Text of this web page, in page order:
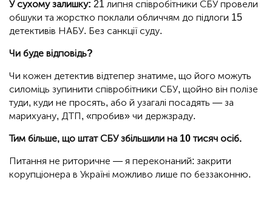
У сухому залишку: 21 липня співробітники СБУ провели
обшуки та жорстко поклали обличчям до підлоги 15
детективів НАБУ. Без санкції суду.
Чи буде відповідь?
Чи кожен детектив відтепер знатиме, що його можуть
силоміць зупинити співробітники СБУ, щойно він полізе
туди, куди не просять, або й узагалі посадять — за
марихуану, ДТП, «пробив» чи держзраду.
Тим більше, що штат СБУ збільшили на 10 тисяч осіб.
Питання не риторичне — я переконаний: закрити
корупціонера в Україні можливо лише по беззаконню.